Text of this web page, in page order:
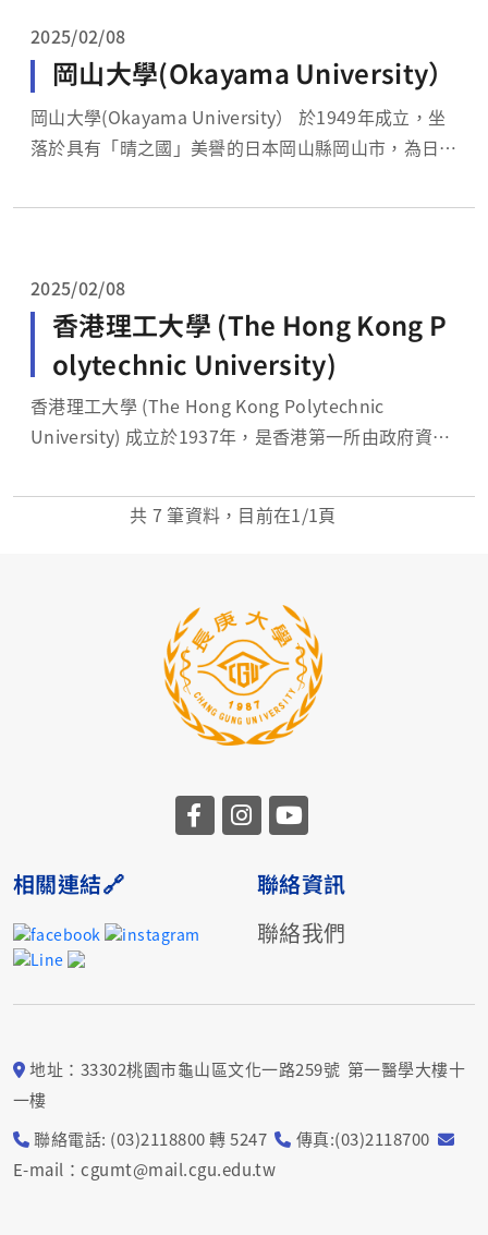
2025/02/08
岡山大學(Okayama University）
岡山大學(Okayama University） 於1949年成立，坐
落於具有「晴之國」美譽的日本岡山縣岡山市，為日本
省重點扶植「超級全球大學」計畫的37所大學之一。
2025/02/08
香港理工大學 (The Hong Kong P
olytechnic University)
香港理工大學 (The Hong Kong Polytechnic
University) 成立於1937年，是香港第一所由政府資助
於九龍紅磡，交通便利。在2023年QS世界大學排名中
排名第65名，部分專業更名列全球前50位。大學的課
共 7 筆資料，目前在1/1頁
相關連結🔗
聯絡資訊
聯絡我們
地址：33302桃園市龜山區文化一路259號 第一醫學大樓十
一樓
聯絡電話: (03)2118800 轉 5247
傳真:(03)2118700
E-mail：cgumt@mail.cgu.edu.tw